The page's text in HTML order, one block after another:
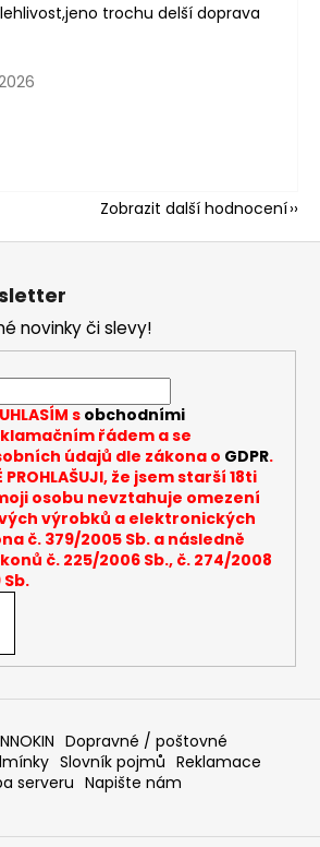
trochu delší doprava
obchodu je 5 z 5 hvězdiček.
Zobrazit další hodnocení
novinky či slevy!
s obchodními
řádem a se
údajů dle zákona o GDPR.
PROHLAŠUJI, že jsem starší 18ti
osobu nevztahuje omezení
výrobků a elektronických
č. 379/2005 Sb. a následně
č. 225/2006 Sb., č. 274/2008
Dopravné / poštovné
Slovník pojmů Reklamace
serveru Napište nám